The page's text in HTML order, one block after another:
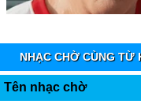
NHẠC CHỜ CÙNG TỪ
ĐƯỢC"
Tên nhạc chờ